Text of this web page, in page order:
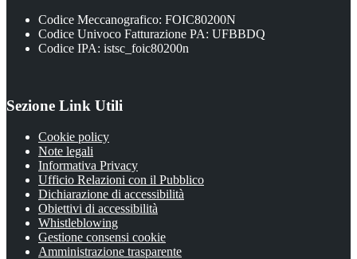
Codice Meccanografico: FOIC80200N
Codice Univoco Fatturazione PA: UFBBDQ
Codice IPA: istsc_foic80200n
Sezione Link Utili
Cookie policy
Note legali
Informativa Privacy
Ufficio Relazioni con il Pubblico
Dichiarazione di accessibilità
Obiettivi di accessibilità
Whistleblowing
Gestione consensi cookie
Amministrazione trasparente